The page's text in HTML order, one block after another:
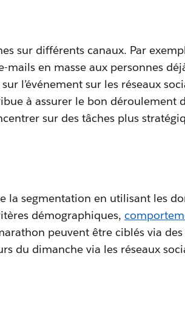
sur différents canaux. Par
mails en masse aux personnes
l’événement sur les réseaux
à assurer le bon déroulement
sur des tâches plus
la segmentation en utilisant les
démographiques,
peuvent être ciblés via
du dimanche via les réseaux